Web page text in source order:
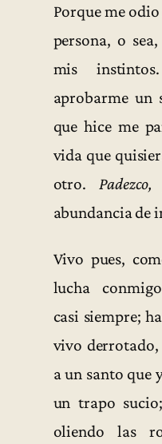
Porque me
persona, o
mis
aprobarme un
que hice me
vida que
otro.
abundancia de
Vivo pues,
lucha
casi siempre;
vivo derrotado,
a un santo que
un trapo
oliendo las